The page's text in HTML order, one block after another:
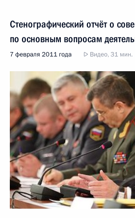
Стенографический отчёт о
по основным вопросам
7 февраля 2011 года Видео, 31 мин.